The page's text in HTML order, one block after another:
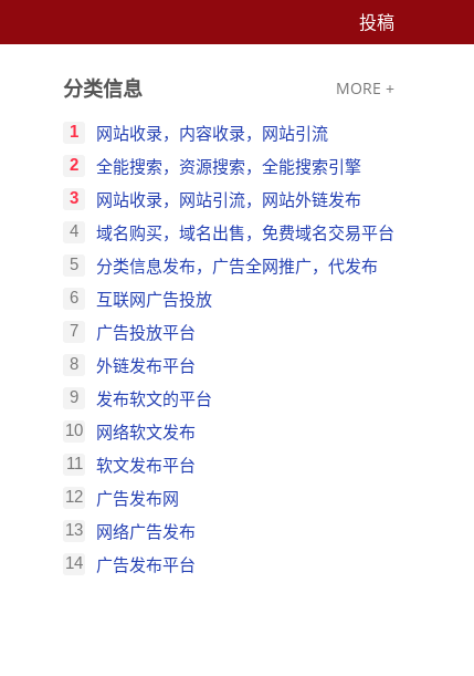
投稿
分类信息 MORE +
1 网站收录，内容收录，网站引流
2 全能搜索，资源搜索，全能搜索引擎
3 网站收录，网站引流，网站外链发布
4 域名购买，域名出售，免费域名交易平台
5 分类信息发布，广告全网推广，代发布
6 互联网广告投放
7 广告投放平台
8 外链发布平台
9 发布软文的平台
10 网络软文发布
11 软文发布平台
12 广告发布网
13 网络广告发布
14 广告发布平台